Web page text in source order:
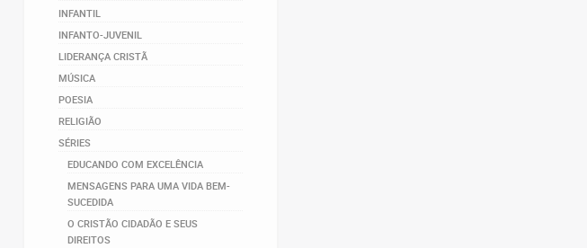
INFANTIL
INFANTO-JUVENIL
LIDERANÇA CRISTÃ
MÚSICA
POESIA
RELIGIÃO
SÉRIES
EDUCANDO COM EXCELÊNCIA
MENSAGENS PARA UMA VIDA BEM-
SUCEDIDA
O CRISTÃO CIDADÃO E SEUS
DIREITOS